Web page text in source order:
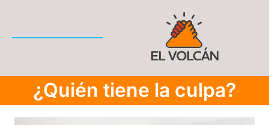
¿Quién tiene la culpa?